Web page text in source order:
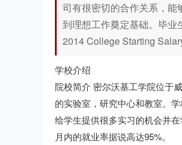
司有很密切的合作关系，
到理想工作奠定基础。毕
2014 College Starting
学校介绍
院校简介 密尔沃基工学院位于
的实验室，研究中心和教室。
给学生提供很多实习的机会并
月内的就业率据说高达95%。